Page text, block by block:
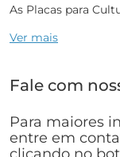
As Placas para
biológicos e cultivo
transparência
superfície de
células aderentes.
Ver mais
Fale com
Para maiores
entre em